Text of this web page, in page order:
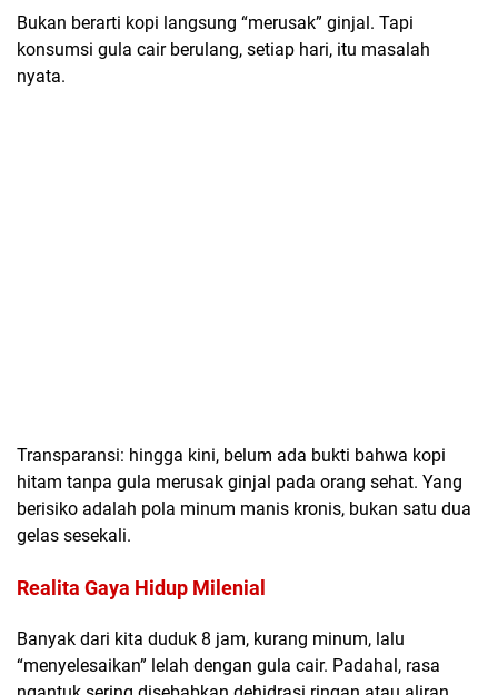
Bukan berarti kopi langsung “merusak” ginjal. Tapi
konsumsi gula cair berulang, setiap hari, itu masalah
nyata.
Transparansi: hingga kini, belum ada bukti bahwa kopi
hitam tanpa gula merusak ginjal pada orang sehat. Yang
berisiko adalah pola minum manis kronis, bukan satu dua
gelas sesekali.
Realita Gaya Hidup Milenial
Banyak dari kita duduk 8 jam, kurang minum, lalu
“menyelesaikan” lelah dengan gula cair. Padahal, rasa